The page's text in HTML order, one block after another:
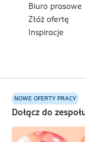
Biuro prasowe
Złóż ofertę
Inspiracje
NOWE OFERTY PRACY
Dołącz do